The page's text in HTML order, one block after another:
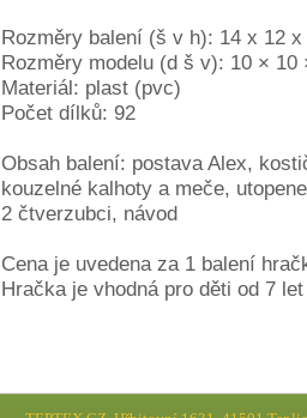
Rozměry balení (š v h): 14 x 12 x
Rozměry modelu (d š v): 10 × 10
Materiál: plast (pvc)
Počet dílků: 92
Obsah balení: postava Alex,
kouzelné kalhoty a meče,
2 čtverzubci, návod
Cena je uvedena za 1 balení
Hračka je vhodná pro děti od 7 let